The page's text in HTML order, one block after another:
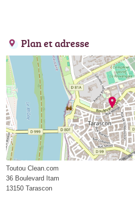
Plan et adresse
Toutou Clean.com
36 Boulevard Itam
13150 Tarascon